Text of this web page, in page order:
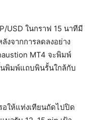
USD ในกราฟ 15 นาทีมี
งจากการลดลงอย่าง
MT4 จะพิมพ์
พิมพ์แถบพินรั้นใกล้กับ
ให้แท่งเทียนถัดไปปิด